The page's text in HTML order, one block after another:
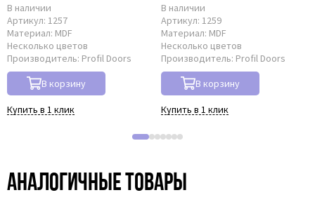
В наличии
Артикул: 1257
Материал: MDF
Несколько цветов
Производитель: Profil Doors
В корзину
Купить в 1 клик
В наличии
Артикул: 1259
Материал: MDF
Несколько цветов
Производитель: Profil Doors
В корзину
Купить в 1 клик
Аналогичные товары